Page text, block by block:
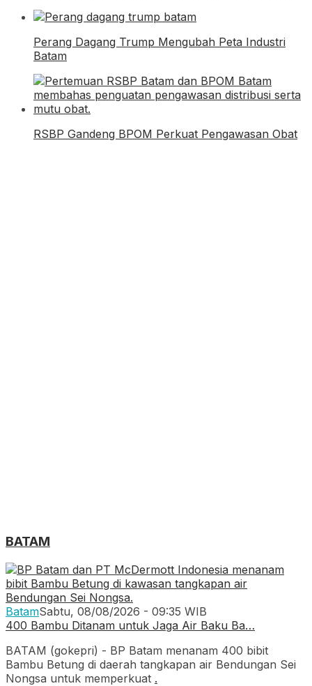
Perang Dagang Trump Mengubah Peta Industri
Batam
RSBP Gandeng BPOM Perkuat Pengawasan Obat
BATAM
BatamSabtu, 08/08/2026 - 09:35 WIB
400 Bambu Ditanam untuk Jaga Air Baku Ba…
BATAM (gokepri) - BP Batam menanam 400 bibit
Bambu Betung di daerah tangkapan air Bendungan Sei
Nongsa untuk memperkuat .